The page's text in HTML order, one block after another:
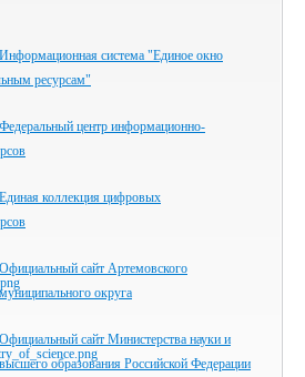
Информационная система "Единое окно
ресурсам"
Федеральный центр информационно-
Единая коллекция цифровых
Официальный сайт Артемовского
муниципального округа
Официальный сайт Министерства науки и
высшего образования Российской Федерации